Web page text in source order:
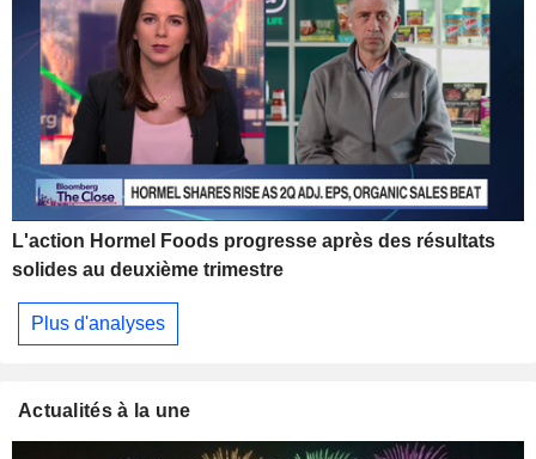
L'action Hormel Foods progresse après des résultats
solides au deuxième trimestre
Plus d'analyses
Actualités à la une